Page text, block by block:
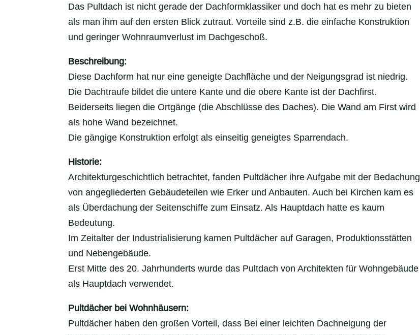
Das Pultdach ist nicht gerade der Dachformklassiker und doch hat es mehr zu bieten
als man ihm auf den ersten Blick zutraut. Vorteile sind z.B. die einfache Konstruktion
und geringer Wohnraumverlust im Dachgeschoß.
Beschreibung:
Diese Dachform hat nur eine geneigte Dachfläche und der Neigungsgrad ist niedrig.
Die Dachtraufe bildet die untere Kante und die obere Kante ist der Dachfirst.
Beiderseits liegen die Ortgänge (die Abschlüsse des Daches). Die Wand am First wird
als hohe Wand bezeichnet.
Die gängige Konstruktion erfolgt als einseitig geneigtes Sparrendach.
Historie:
Architekturgeschichtlich betrachtet, fanden Pultdächer ihre Aufgabe mit der Bedachung
von angegliederten Gebäudeteilen wie Erker und Anbauten. Auch bei Kirchen kam es
als Überdachung der Seitenschiffe zum Einsatz. Als Hauptdach hatte es kaum
Bedeutung.
Im Zeitalter der Industrialisierung kamen Pultdächer auf Garagen, Produktionsstätten
und Nebengebäude.
Erst Mitte des 20. Jahrhunderts wurde das Pultdach von Architekten für Wohngebäude
als Hauptdach verwendet.
Pultdächer bei Wohnhäusern:
Pultdächer haben den großen Vorteil, dass Bei einer leichten Dachneigung der